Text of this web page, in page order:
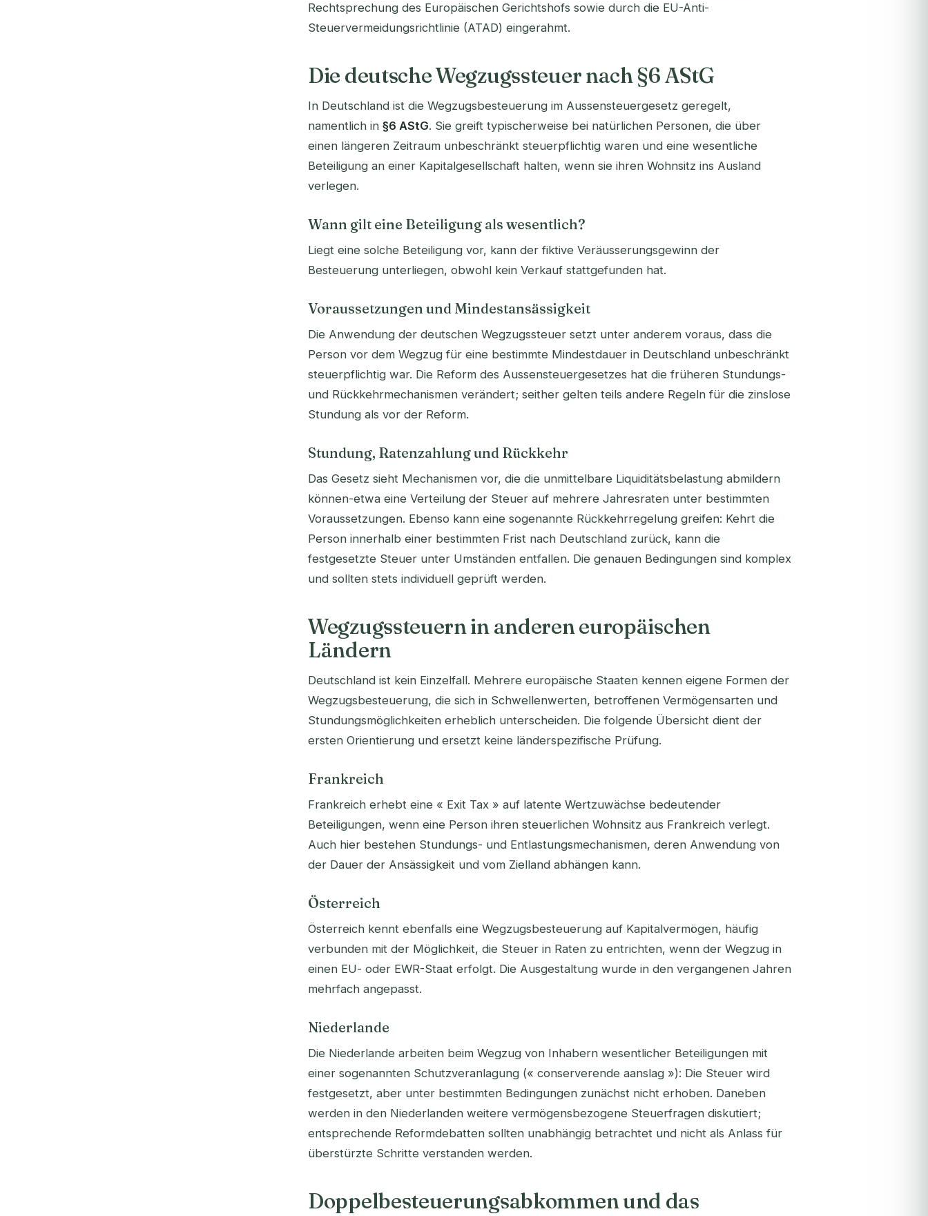
Rechtsprechung des Europäischen Gerichtshofs sowie durch die EU-Anti-
Steuervermeidungsrichtlinie (ATAD) eingerahmt.
Die deutsche Wegzugssteuer nach §6 AStG
In Deutschland ist die Wegzugsbesteuerung im Aussensteuergesetz geregelt,
namentlich in §6 AStG. Sie greift typischerweise bei natürlichen Personen, die über
einen längeren Zeitraum unbeschränkt steuerpflichtig waren und eine wesentliche
Beteiligung an einer Kapitalgesellschaft halten, wenn sie ihren Wohnsitz ins Ausland
verlegen.
Wann gilt eine Beteiligung als wesentlich?
Liegt eine solche Beteiligung vor, kann der fiktive Veräusserungsgewinn der
Besteuerung unterliegen, obwohl kein Verkauf stattgefunden hat.
Voraussetzungen und Mindestansässigkeit
Die Anwendung der deutschen Wegzugssteuer setzt unter anderem voraus, dass die
Person vor dem Wegzug für eine bestimmte Mindestdauer in Deutschland unbeschränkt
steuerpflichtig war. Die Reform des Aussensteuergesetzes hat die früheren Stundungs-
und Rückkehrmechanismen verändert; seither gelten teils andere Regeln für die zinslose
Stundung als vor der Reform.
Stundung, Ratenzahlung und Rückkehr
Das Gesetz sieht Mechanismen vor, die die unmittelbare Liquiditätsbelastung abmildern
können-etwa eine Verteilung der Steuer auf mehrere Jahresraten unter bestimmten
Voraussetzungen. Ebenso kann eine sogenannte Rückkehrregelung greifen: Kehrt die
Person innerhalb einer bestimmten Frist nach Deutschland zurück, kann die
festgesetzte Steuer unter Umständen entfallen. Die genauen Bedingungen sind komplex
und sollten stets individuell geprüft werden.
Wegzugssteuern in anderen europäischen
Ländern
Deutschland ist kein Einzelfall. Mehrere europäische Staaten kennen eigene Formen der
Wegzugsbesteuerung, die sich in Schwellenwerten, betroffenen Vermögensarten und
Stundungsmöglichkeiten erheblich unterscheiden. Die folgende Übersicht dient der
ersten Orientierung und ersetzt keine länderspezifische Prüfung.
Frankreich
Frankreich erhebt eine « Exit Tax » auf latente Wertzuwächse bedeutender
Beteiligungen, wenn eine Person ihren steuerlichen Wohnsitz aus Frankreich verlegt.
Auch hier bestehen Stundungs- und Entlastungsmechanismen, deren Anwendung von
der Dauer der Ansässigkeit und vom Zielland abhängen kann.
Österreich
Österreich kennt ebenfalls eine Wegzugsbesteuerung auf Kapitalvermögen, häufig
verbunden mit der Möglichkeit, die Steuer in Raten zu entrichten, wenn der Wegzug in
einen EU- oder EWR-Staat erfolgt. Die Ausgestaltung wurde in den vergangenen Jahren
mehrfach angepasst.
Niederlande
Die Niederlande arbeiten beim Wegzug von Inhabern wesentlicher Beteiligungen mit
einer sogenannten Schutzveranlagung (« conserverende aanslag »): Die Steuer wird
festgesetzt, aber unter bestimmten Bedingungen zunächst nicht erhoben. Daneben
werden in den Niederlanden weitere vermögensbezogene Steuerfragen diskutiert;
entsprechende Reformdebatten sollten unabhängig betrachtet und nicht als Anlass für
überstürzte Schritte verstanden werden.
Doppelbesteuerungsabkommen und das